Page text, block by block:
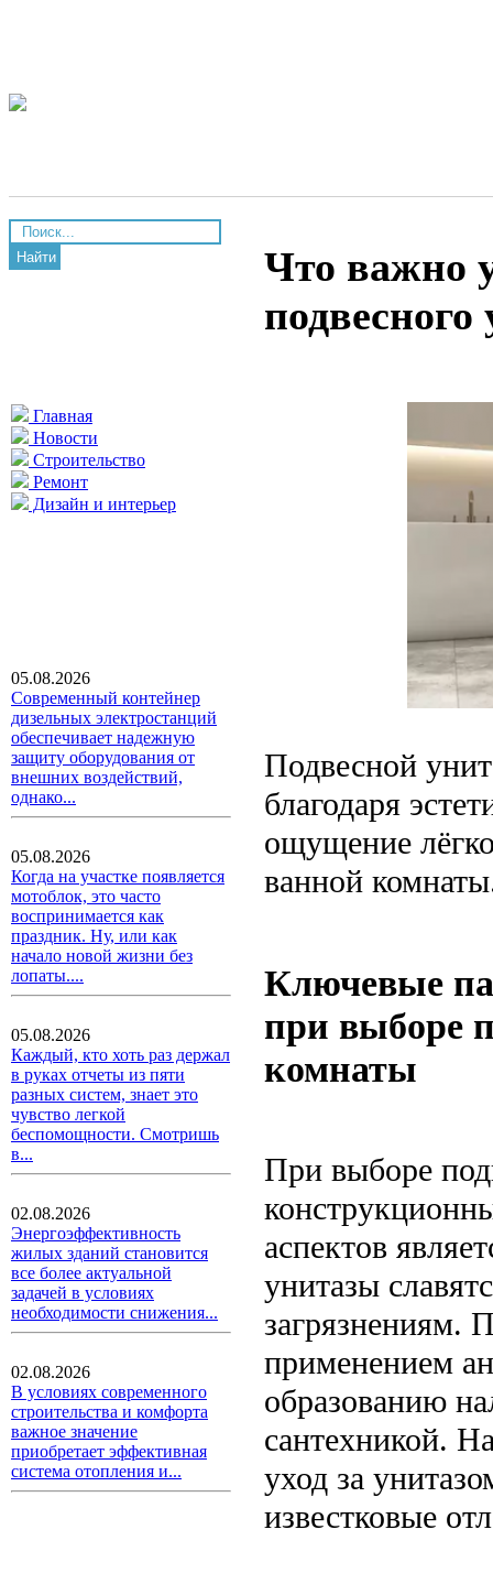
Найти
Главная
Новости
Строительство
Ремонт
Дизайн и интерьер
05.08.2026
Современный контейнер
дизельных электростанций
обеспечивает надежную
защиту оборудования от
внешних воздействий,
однако...
05.08.2026
Когда на участке появляется
мотоблок, это часто
воспринимается как
праздник. Ну, или как
начало новой жизни без
лопаты....
05.08.2026
Каждый, кто хоть раз держал
в руках отчеты из пяти
разных систем, знает это
чувство легкой
беспомощности. Смотришь
в...
02.08.2026
Энергоэффективность
жилых зданий становится
все более актуальной
задачей в условиях
необходимости снижения...
02.08.2026
В условиях современного
строительства и комфорта
важное значение
приобретает эффективная
система отопления и...
Что важно
Подвесной
благодаря
ощущение
ванной
Ключевые
при выборе
комнаты
При выборе
аспектов
унитазы
загрязнениям.
применением
образованию
сантехникой.
уход за
известковые